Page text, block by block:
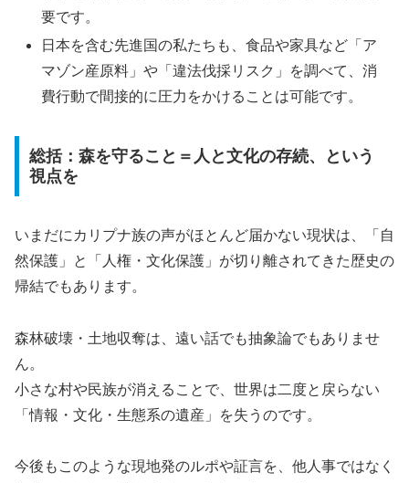
要です。
日本を含む先進国の私たちも、食品や家具など「ア
マゾン産原料」や「違法伐採リスク」を調べて、消
費行動で間接的に圧力をかけることは可能です。
総括：森を守ること＝人と文化の存続、という
視点を
いまだにカリプナ族の声がほとんど届かない現状は、「自
然保護」と「人権・文化保護」が切り離されてきた歴史の
帰結でもあります。
森林破壊・土地収奪は、遠い話でも抽象論でもありませ
ん。
小さな村や民族が消えることで、世界は二度と戻らない
「情報・文化・生態系の遺産」を失うのです。
今後もこのような現地発のルポや証言を、他人事ではなく